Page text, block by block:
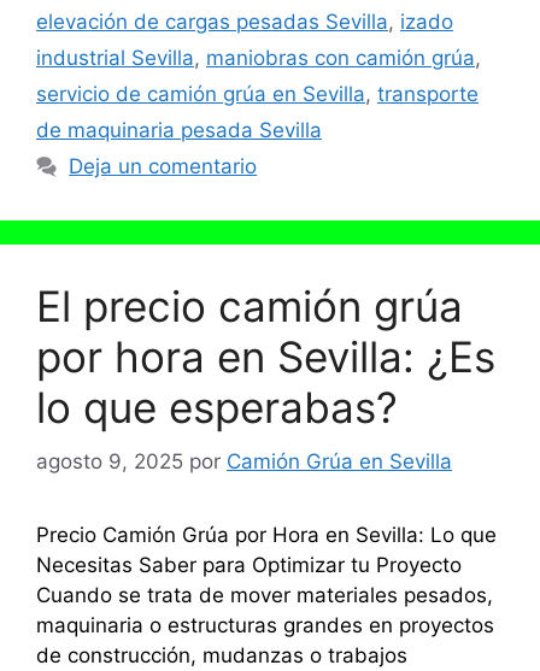
elevación de cargas pesadas Sevilla, izado
industrial Sevilla, maniobras con camión grúa,
servicio de camión grúa en Sevilla, transporte
de maquinaria pesada Sevilla
Deja un comentario
El precio camión grúa
por hora en Sevilla: ¿Es
lo que esperabas?
agosto 9, 2025 por Camión Grúa en Sevilla
Precio Camión Grúa por Hora en Sevilla: Lo que
Necesitas Saber para Optimizar tu Proyecto
Cuando se trata de mover materiales pesados,
maquinaria o estructuras grandes en proyectos
de construcción, mudanzas o trabajos